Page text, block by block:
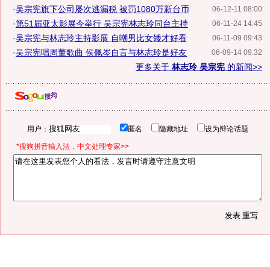
06-12-11 08:00
·吴宗宪旗下公司屡次逃漏税 被罚1080万新台币
06-11-24 14:45
·第51届亚太影展今举行 吴宗宪林志玲同台主持
06-11-09 09:43
·吴宗宪与林志玲主持影展 自嘲男比女矮才好看
06-09-14 09:32
·吴宗宪唱周董歌曲 侯佩岑自言与林志玲是好友
更多关于 林志玲 吴宗宪 的新闻>>
用户： 匿名 隐藏地址 设为辩论话题
*搜狗拼音输入法，中文处理专家>>